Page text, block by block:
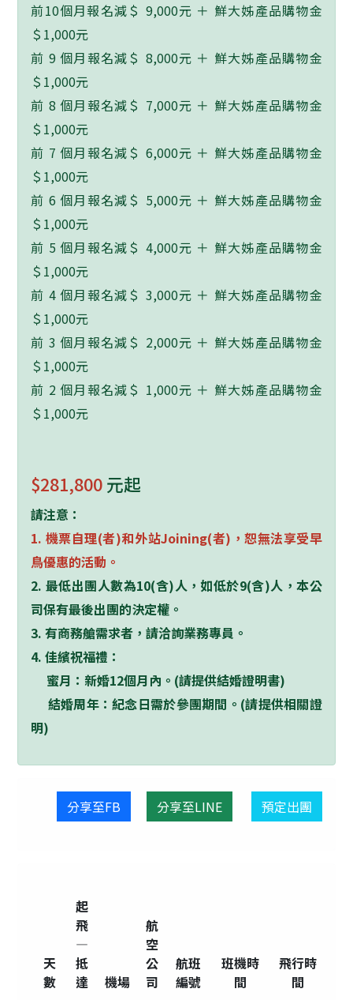
前10個月報名減＄ 9,000元 ＋ 鮮大姊產品購物金
＄1,000元
前 9 個月報名減＄ 8,000元 ＋ 鮮大姊產品購物金
＄1,000元
前 8 個月報名減＄ 7,000元 ＋ 鮮大姊產品購物金
＄1,000元
前 7 個月報名減＄ 6,000元 ＋ 鮮大姊產品購物金
＄1,000元
前 6 個月報名減＄ 5,000元 ＋ 鮮大姊產品購物金
＄1,000元
前 5 個月報名減＄ 4,000元 ＋ 鮮大姊產品購物金
＄1,000元
前 4 個月報名減＄ 3,000元 ＋ 鮮大姊產品購物金
＄1,000元
前 3 個月報名減＄ 2,000元 ＋ 鮮大姊產品購物金
＄1,000元
前 2 個月報名減＄ 1,000元 ＋ 鮮大姊產品購物金
＄1,000元
$281,800元起
請注意：
1. 機票自理(者)和外站Joining(者) ，恕無法享受早
鳥優惠的活動。
2. 最低出團人數為10(含)人，如低於9(含)人，本公
司保有最後出團的決定權。
3.有商務艙需求者，請洽詢業務專員。
4.佳繽祝福禮：
蜜月：新婚12個月內。 (請提供結婚證明書)
結婚周年：紀念日需於參團期間。 (請提供相關證
明)
分享至FB 分享至LINE 預定出團
天
數
起
飛
—
抵
達
機場
航
空
公
司
航班
編號
班機時
間
飛行時
間